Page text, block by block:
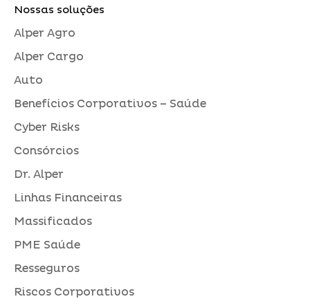
Nossas soluções
Alper Agro
Alper Cargo
Auto
Benefícios Corporativos – Saúde
Cyber Risks
Consórcios
Dr. Alper
Linhas Financeiras
Massificados
PME Saúde
Resseguros
Riscos Corporativos